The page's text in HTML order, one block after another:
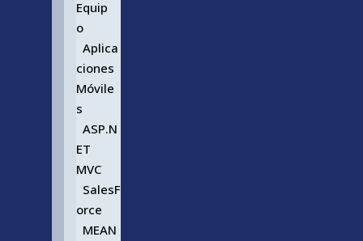
Equip
o
Aplica
ciones
Móvile
s
ASP.N
ET
MVC
SalesF
orce
MEAN